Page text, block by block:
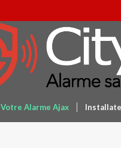
Votre Alarme Ajax